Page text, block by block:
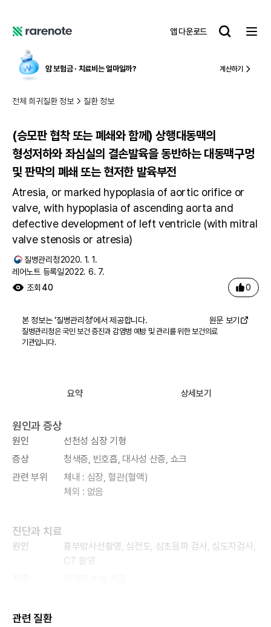
노
앱 다운로드
레
트
암 보험금 ∙ 치료비 는 얼마일까? 계산하기
전체 희귀질환 정보 질환 정보
(승모판 협착 또는 폐쇄와 함께) 상행대동맥의
형성저하와 좌심실의 결손발육을 동반하는 대동맥구멍
및 판막의 폐쇄 또는 현저한 발육부전
Atresia, or marked hypoplasia of aortic orifice or
valve, with hypoplasia of ascending aorta and
defective development of left ventricle (with mitral
valve stenosis or atresia)
질병관리청2020. 1. 1.
레어노트 등록일2022. 6. 7.
조회 40 0
본 정보는 ‘질병관리청’에서 제공합니다. 원문 보기
질병관리청은 국민 보건 증진과 감염병 예방 및 관리를 위한 보건의료
기관입니다.
요약 상세보기
원인과 증상
원인
선천성 심장 기형
증상
청색증, 빈호흡, 대사성 산증, 쇼크
관련 부위
체내 : 심장, 혈관(혈액)
체외 : 없음
진단과 치료
원인
흉부방사선촬영, 심전도, 심초음파 검사, 심도자검사,
CT 촬영
관련 질환